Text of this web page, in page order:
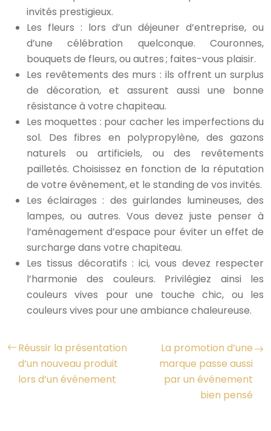
invités prestigieux.
Les fleurs : lors d’un déjeuner d’entreprise, ou
d’une célébration quelconque. Couronnes,
bouquets de fleurs, ou autres ; faites-vous plaisir.
Les revêtements des murs : ils offrent un surplus
de décoration, et assurent aussi une bonne
résistance à votre chapiteau.
Les moquettes : pour cacher les imperfections du
sol. Des fibres en polypropylène, des gazons
naturels ou artificiels, ou des revêtements
pailletés. Choisissez en fonction de la réputation
de votre évènement, et le standing de vos invités.
Les éclairages : des guirlandes lumineuses, des
lampes, ou autres. Vous devez juste penser à
l’aménagement d’espace pour éviter un effet de
surcharge dans votre chapiteau.
Les tissus décoratifs : ici, vous devez respecter
l’harmonie des couleurs. Privilégiez ainsi les
couleurs vives pour une touche chic, ou les
couleurs vives pour une ambiance chaleureuse.
Réussir la présentation
d’un nouveau produit
lors d’un événement
La promotion d’une
marque passe aussi
par un événement
bien pensé